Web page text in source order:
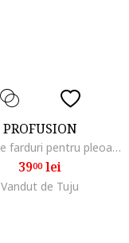
PROFUSION
Paleta de farduri pentru pleoape, Multicolor
3900lei
Vandut de Tuju